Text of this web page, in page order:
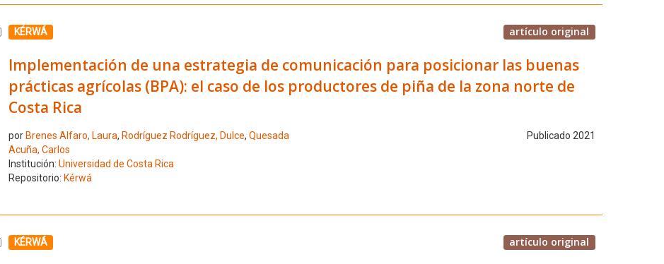
Seleccione el número de resultado 6
KÉRWÁ artículo original
Implementación de una estrategia de comunicación para posicionar las buenas
prácticas agrícolas (BPA): el caso de los productores de piña de la zona norte de
Costa Rica
por Brenes Alfaro, Laura, Rodríguez Rodríguez, Dulce, Quesada
Acuña, Carlos
Publicado 2021
Institución: Universidad de Costa Rica
Repositorio: Kérwá
Seleccione el número de resultado 7
KÉRWÁ artículo original